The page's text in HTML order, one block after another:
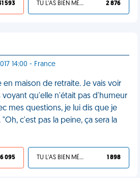
593 TU L'AS BIEN MÉRITÉ 2 876
14:00 - France
en maison de retraite. Je vais voir
voyant qu'elle n'était pas d'humeur
mes questions, je lui dis que je
c'est pas la peine, ça sera la
095 TU L'AS BIEN MÉRITÉ 1 898